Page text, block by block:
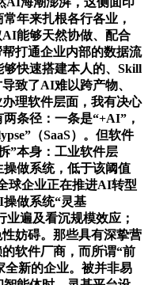
年来扎根各行各业，
能够天然协做、配合
打通企业内部的数据流
快速搭建本人的、Skill
致了AI难以跨产物、
理软件层面，我有决心
条径：一条是“+AI”，
（SaaS）。但软件
”本身：工业软件层
做系统，低于该阈值
球企业正在推进AI转型
做系统“灵基
业遍及看沉规模效应；
妨碍。那些具有深挚营
软件厂商，而所谓“前
全新的企业。被并非易